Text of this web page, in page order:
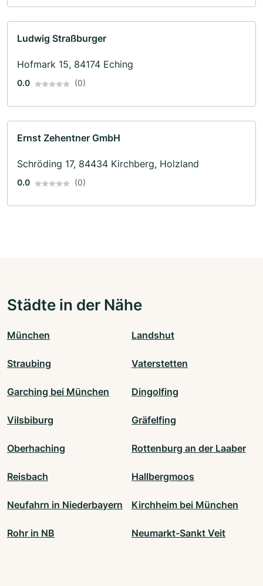
Ludwig Straßburger
Hofmark 15, 84174 Eching
0.0 (0)
Ernst Zehentner GmbH
Schröding 17, 84434 Kirchberg, Holzland
0.0 (0)
Städte in der Nähe
München Landshut
Straubing Vaterstetten
Garching bei München Dingolfing
Vilsbiburg Gräfelfing
Oberhaching Rottenburg an der Laaber
Reisbach Hallbergmoos
Neufahrn in Niederbayern Kirchheim bei München
Rohr in NB Neumarkt-Sankt Veit